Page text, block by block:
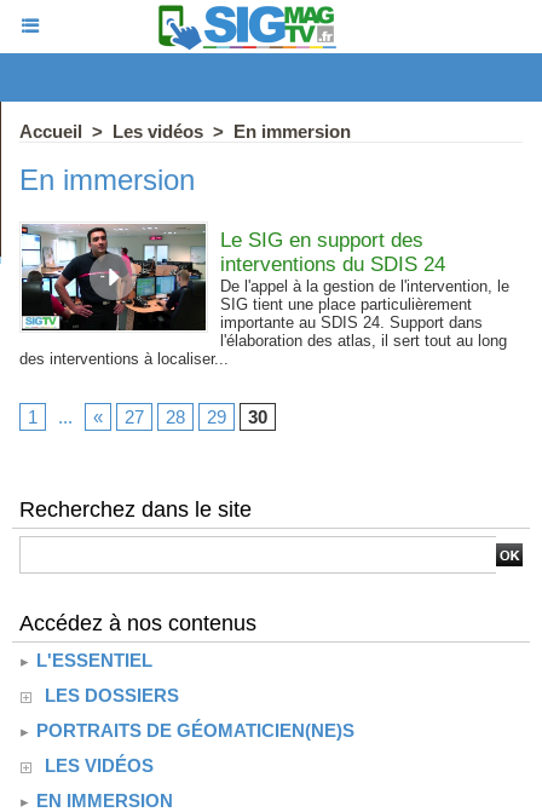
Accueil > Les vidéos > En immersion
En immersion
Le SIG en support des
interventions du SDIS 24
De l'appel à la gestion de l'intervention, le
SIG tient une place particulièrement
importante au SDIS 24. Support dans
l'élaboration des atlas, il sert tout au long
des interventions à localiser...
1 ... « 27 28 29 30
Recherchez dans le site
Accédez à nos contenus
L'ESSENTIEL
LES DOSSIERS
PORTRAITS DE GÉOMATICIEN(NE)S
LES VIDÉOS
EN IMMERSION